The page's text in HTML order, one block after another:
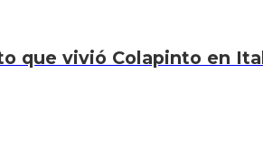
que vivió Colapinto en